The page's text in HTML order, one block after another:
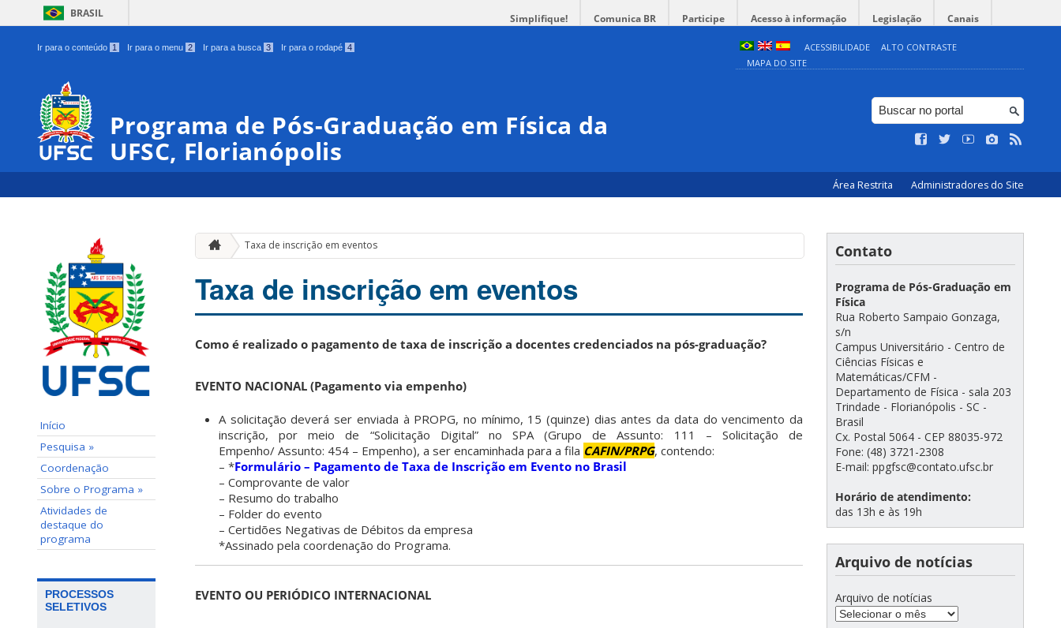
BRASIL Simplifique! Comunica BR Participe Acesso à informação Legislação Canais
Ir para o conteúdo 1 Ir para o menu 2 Ir para a busca 3 Ir para o rodapé 4 ACESSIBILIDADE
ALTO CONTRASTE
MAPA DO SITE
Programa de Pós-Graduação em Física da
UFSC, Florianópolis
Área Restrita Administradores do Site
Início
Pesquisa »
Coordenação
Sobre o Programa »
Atividades de
destaque do
programa
PROCESSOS
SELETIVOS
Taxa de inscrição em eventos
Taxa de inscrição em eventos
Como é realizado o pagamento de taxa de inscrição a docentes credenciados na pós-graduação?
EVENTO NACIONAL (Pagamento via empenho)
A solicitação deverá ser enviada à PROPG, no mínimo, 15 (quinze) dias antes da data do vencimento da
inscrição, por meio de “Solicitação Digital” no SPA (Grupo de Assunto: 111 – Solicitação de
Empenho/ Assunto: 454 – Empenho), a ser encaminhada para a fila CAFIN/PRPG, contendo:
– *Formulário – Pagamento de Taxa de Inscrição em Evento no Brasil
– Comprovante de valor
– Resumo do trabalho
– Folder do evento
– Certidões Negativas de Débitos da empresa
*Assinado pela coordenação do Programa.
EVENTO OU PERIÓDICO INTERNACIONAL
Contato
Programa de Pós-Graduação em
Física
Rua Roberto Sampaio Gonzaga,
s/n
Campus Universitário - Centro de
Ciências Físicas e
Matemáticas/CFM -
Departamento de Física - sala 203
Trindade - Florianópolis - SC -
Brasil
Cx. Postal 5064 - CEP 88035-972
Fone: (48) 3721-2308
E-mail: ppgfsc@contato.ufsc.br
Horário de atendimento:
das 13h e às 19h
Arquivo de notícias
Arquivo de notícias